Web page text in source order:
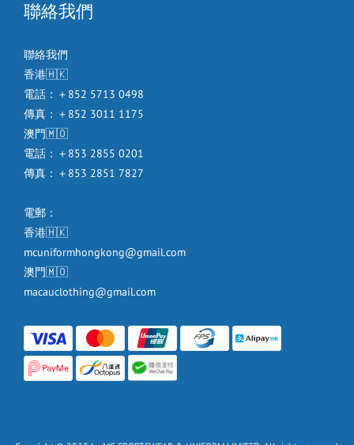
聯絡我們
聯絡我們
香港🇭🇰
電話：＋852 5713 0498
傳真：＋852 3011 1175
澳門🇲🇴
電話：＋853 2855 0201
傳真：＋853 2851 7827
電郵：
香港🇭🇰
mcuniformhongkong@gmail.com
澳門🇲🇴
macauclothing@gmail.com